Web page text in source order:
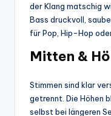
der Klang matschig
Bass druckvoll,
für Pop, Hip-Hop
Mitten &
Stimmen sind klar
getrennt. Die Höhen
selbst bei längeren